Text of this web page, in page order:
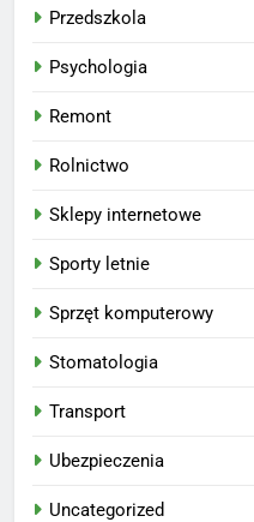
Przedszkola
Psychologia
Remont
Rolnictwo
Sklepy internetowe
Sporty letnie
Sprzęt komputerowy
Stomatologia
Transport
Ubezpieczenia
Uncategorized